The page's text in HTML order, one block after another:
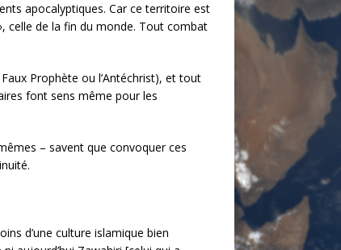
apocalyptiques. Car ce territoire est
celle de la fin du monde. Tout combat
Prophète ou l’Antéchrist), et tout
font sens même pour les
– savent que convoquer ces
d’une culture islamique bien